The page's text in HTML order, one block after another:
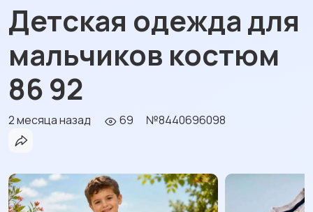
Детская одежда для
мальчиков костюм
86 92
2 месяца назад 69 №8440696098